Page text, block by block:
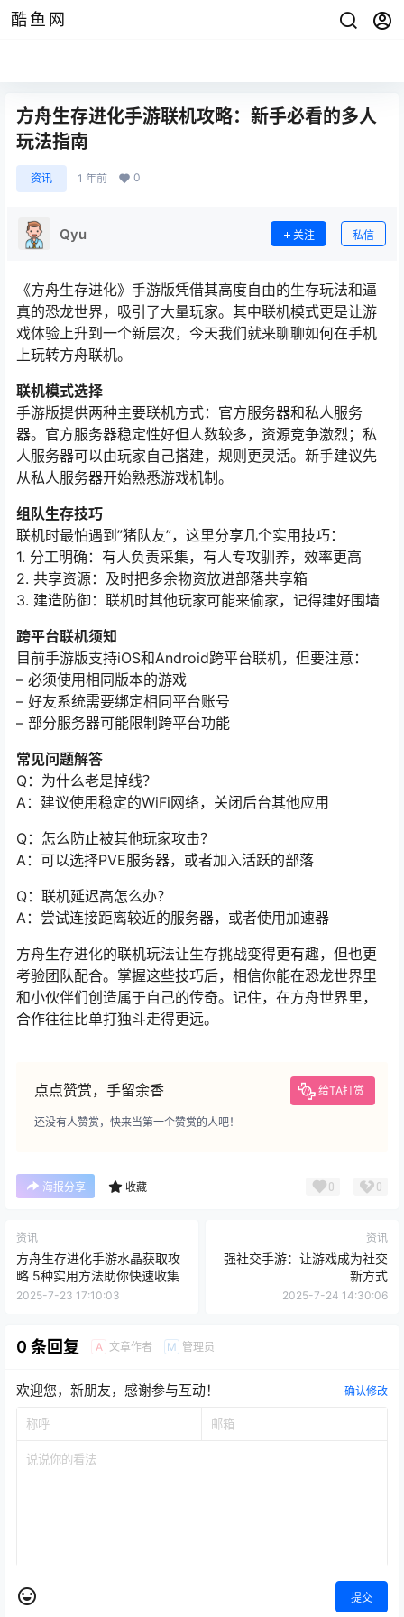
酷鱼网
方舟生存进化手游联机攻略：新手必看的多人
玩法指南
资讯 1 年前 0
Qyu 关注 私信
《方舟生存进化》手游版凭借其高度自由的生存玩法和逼
真的恐龙世界，吸引了大量玩家。其中联机模式更是让游
戏体验上升到一个新层次，今天我们就来聊聊如何在手机
上玩转方舟联机。
联机模式选择
手游版提供两种主要联机方式：官方服务器和私人服务
器。官方服务器稳定性好但人数较多，资源竞争激烈；私
人服务器可以由玩家自己搭建，规则更灵活。新手建议先
从私人服务器开始熟悉游戏机制。
组队生存技巧
联机时最怕遇到”猪队友”，这里分享几个实用技巧：
1. 分工明确：有人负责采集，有人专攻驯养，效率更高
2. 共享资源：及时把多余物资放进部落共享箱
3. 建造防御：联机时其他玩家可能来偷家，记得建好围墙
跨平台联机须知
目前手游版支持iOS和Android跨平台联机，但要注意：
– 必须使用相同版本的游戏
– 好友系统需要绑定相同平台账号
– 部分服务器可能限制跨平台功能
常见问题解答
Q：为什么老是掉线？
A：建议使用稳定的WiFi网络，关闭后台其他应用
Q：怎么防止被其他玩家攻击？
A：可以选择PVE服务器，或者加入活跃的部落
Q：联机延迟高怎么办？
A：尝试连接距离较近的服务器，或者使用加速器
方舟生存进化的联机玩法让生存挑战变得更有趣，但也更
考验团队配合。掌握这些技巧后，相信你能在恐龙世界里
和小伙伴们创造属于自己的传奇。记住，在方舟世界里，
合作往往比单打独斗走得更远。
点点赞赏，手留余香 给TA打赏
还没有人赞赏，快来当第一个赞赏的人吧！
海报分享 收藏 0 0
资讯
方舟生存进化手游水晶获取攻
略 5种实用方法助你快速收集
2025-7-23 17:10:03
资讯
强社交手游：让游戏成为社交
新方式
2025-7-24 14:30:06
0 条回复 A 文章作者 M 管理员
欢迎您，新朋友，感谢参与互动！ 确认修改
提交